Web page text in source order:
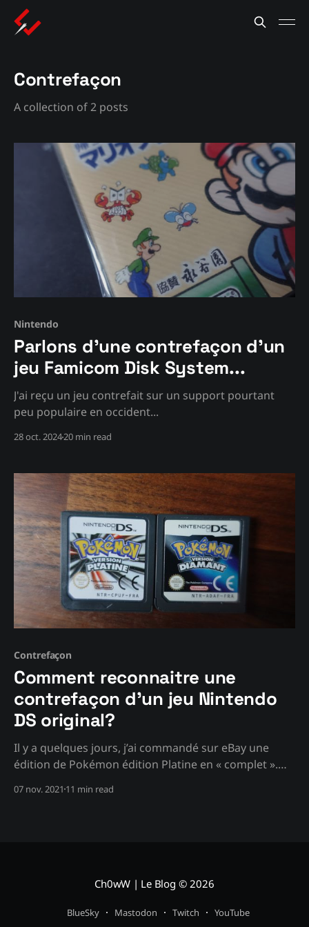
Contrefaçon
A collection of 2 posts
Nintendo
Parlons d'une contrefaçon d'un
jeu Famicom Disk System...
J'ai reçu un jeu contrefait sur un support pourtant
peu populaire en occident...
28 oct. 202420 min read
Contrefaçon
Comment reconnaitre une
contrefaçon d'un jeu Nintendo
DS original?
Il y a quelques jours, j’ai commandé sur eBay une
édition de Pokémon édition Platine en « complet ».
rédaction de cet article, et j’ouvre le tout. Sauf que,
07 nov. 2021 11 min read
Ch0wW | Le Blog © 2026
BlueSky Mastodon Twitch YouTube